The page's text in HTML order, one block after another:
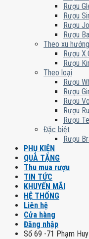
Rượu
Rượu
Rượu
Rượu
Theo xu hướng
Rượu
Rượu
Theo loại
Rượu
Rượu
Rượu
Rượu
Rượu
Đặc biệt
Rượu
PHỤ KIỆN
QUÀ TẶNG
Thu mua rượu
TIN TỨC
KHUYẾN MÃI
HỆ THỐNG
Liên hệ
Cửa hàng
Đăng nhập
Số 69 -71 Phạm